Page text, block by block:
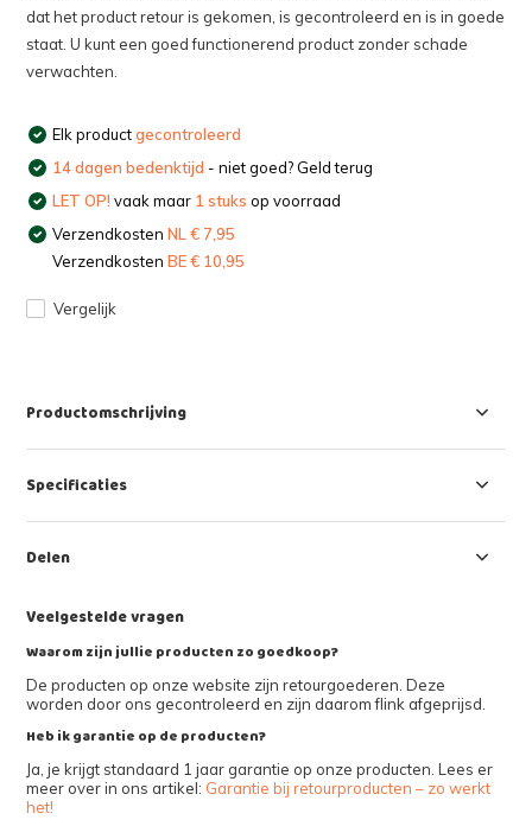
dat het product retour is gekomen, is gecontroleerd en is in goede
staat. U kunt een goed functionerend product zonder schade
verwachten.
Elk productgecontroleerd
14 dagen bedenktijd - niet goed? Geld terug
LET OP! vaak maar 1 stuks op voorraad
VerzendkostenNL € 7,95
VerzendkostenBE € 10,95
Vergelijk
Productomschrijving
Specificaties
Delen
Veelgestelde vragen
Waarom zijn jullie producten zo goedkoop?
De producten op onze website zijn retourgoederen. Deze
worden door ons gecontroleerd en zijn daarom flink afgeprijsd.
Heb ik garantie op de producten?
Ja, je krijgt standaard 1 jaar garantie op onze producten. Lees er
meer over in ons artikel: Garantie bij retourproducten – zo werkt
het!